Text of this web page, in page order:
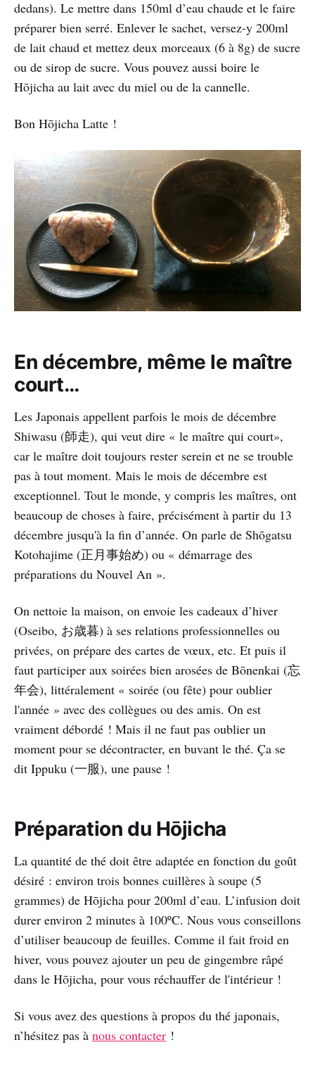
dedans). Le mettre dans 150ml d’eau chaude et le faire
préparer bien serré. Enlever le sachet, versez-y 200ml
de lait chaud et mettez deux morceaux (6 à 8g) de sucre
ou de sirop de sucre. Vous pouvez aussi boire le
Hōjicha au lait avec du miel ou de la cannelle.
Bon Hōjicha Latte !
En décembre, même le maître
court…
Les Japonais appellent parfois le mois de décembre
Shiwasu (師走), qui veut dire « le maître qui court»,
car le maître doit toujours rester serein et ne se trouble
pas à tout moment. Mais le mois de décembre est
exceptionnel. Tout le monde, y compris les maîtres, ont
beaucoup de choses à faire, précisément à partir du 13
décembre jusqu'à la fin d’année. On parle de Shōgatsu
Kotohajime (正月事始め) ou « démarrage des
préparations du Nouvel An ».
On nettoie la maison, on envoie les cadeaux d’hiver
(Oseibo, お歳暮) à ses relations professionnelles ou
privées, on prépare des cartes de vœux, etc. Et puis il
faut participer aux soirées bien arosées de Bōnenkai (忘
年会), littéralement « soirée (ou fête) pour oublier
l'année » avec des collègues ou des amis. On est
vraiment débordé ! Mais il ne faut pas oublier un
moment pour se décontracter, en buvant le thé. Ça se
dit Ippuku (一服), une pause !
Préparation du Hōjicha
La quantité de thé doit être adaptée en fonction du goût
désiré : environ trois bonnes cuillères à soupe (5
grammes) de Hōjicha pour 200ml d’eau. L’infusion doit
durer environ 2 minutes à 100ºC. Nous vous conseillons
d’utiliser beaucoup de feuilles. Comme il fait froid en
hiver, vous pouvez ajouter un peu de gingembre râpé
dans le Hōjicha, pour vous réchauffer de l'intérieur !
Si vous avez des questions à propos du thé japonais,
n’hésitez pas à nous contacter !